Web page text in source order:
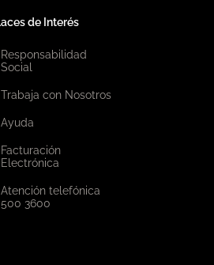
de Interés
Responsabilidad
Social
Trabaja con Nosotros
Ayuda
Facturación
Electrónica
Atención telefónica
500 3600